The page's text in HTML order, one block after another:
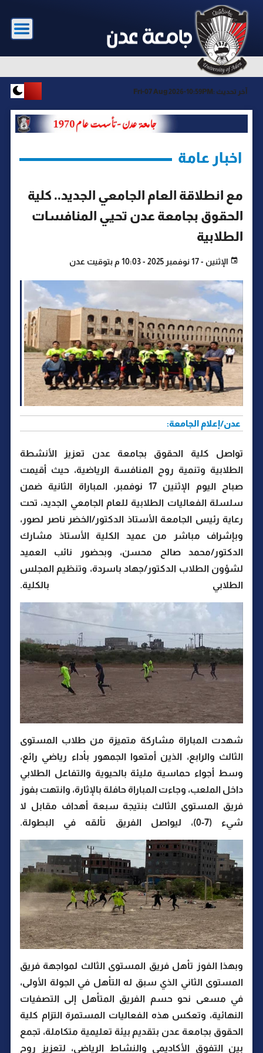
آخر تحديث : Fri-07 Aug 2026-10:59PM
اخبار عامة
مع انطلاقة العام الجامعي الجديد.. كلية
الحقوق بجامعة عدن تحيي المنافسات
الطلابية
الإثنين - 17 نوفمبر 2025 - 10:03 م بتوقيت عدن
عدن/إعلام الجامعة:
تواصل كلية الحقوق بجامعة عدن تعزيز الأنشطة
الطلابية وتنمية روح المنافسة الرياضية، حيث أقيمت
صباح اليوم الإثنين 17 نوفمبر، المباراة الثانية ضمن
سلسلة الفعاليات الطلابية للعام الجامعي الجديد، تحت
رعاية رئيس الجامعة الأستاذ الدكتور/الخضر ناصر لصور،
وبإشراف مباشر من عميد الكلية الأستاذ مشارك
الدكتور/محمد صالح محسن، وبحضور نائب العميد
لشؤون الطلاب الدكتور/جهاد باسردة، وتنظيم المجلس
الطلابي بالكلية.
شهدت المباراة مشاركة متميزة من طلاب المستوى
الثالث والرابع، الذين أمتعوا الجمهور بأداء رياضي رائع،
وسط أجواء حماسية مليئة بالحيوية والتفاعل الطلابي
داخل الملعب، وجاءت المباراة حافلة بالإثارة، وانتهت بفوز
فريق المستوى الثالث بنتيجة سبعة أهداف مقابل لا
شيء (7-0)، ليواصل الفريق تألقه في البطولة.
وبهذا الفوز تأهل فريق المستوى الثالث لمواجهة فريق
المستوى الثاني الذي سبق له التأهل في الجولة الأولى،
في مسعى نحو حسم الفريق المتأهل إلى التصفيات
النهائية، وتعكس هذه الفعاليات المستمرة التزام كلية
الحقوق بجامعة عدن بتقديم بيئة تعليمية متكاملة، تجمع
بين التفوق الأكاديمي والنشاط الرياضي، لتعزيز روح